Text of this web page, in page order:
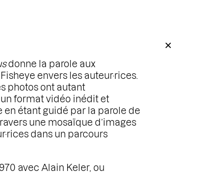
+
donne la parole aux
envers les auteur·rices.
photos ont autant
format vidéo inédit et
étant guidé par la parole de
une mosaïque d’images
dans un parcours
avec Alain Keler, ou